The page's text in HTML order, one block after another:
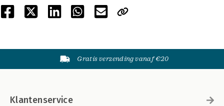
Gratis verzending vanaf €20
Klantenservice